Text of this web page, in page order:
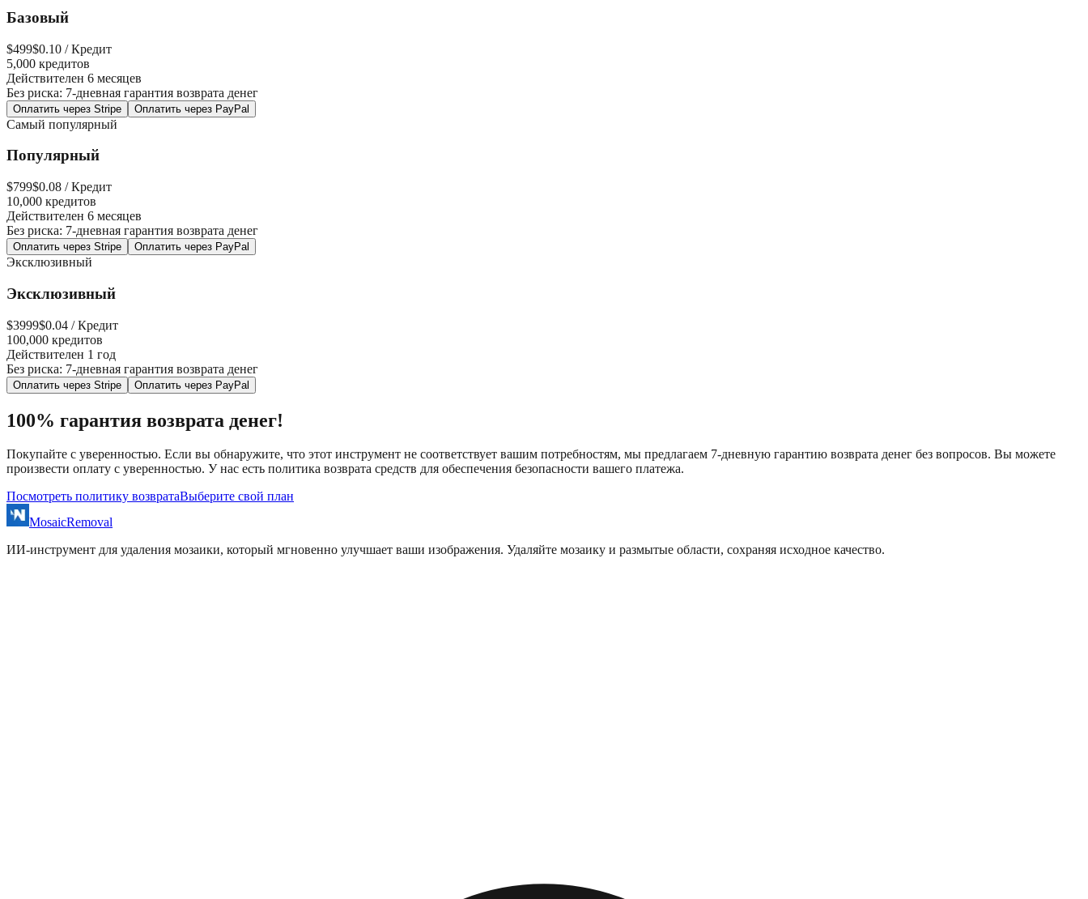
Базовый
$499$0.10 / Кредит
5,000 кредитов
Действителен 6 месяцев
Без риска: 7-дневная гарантия возврата денег
Оплатить через Stripe Оплатить через PayPal
Самый популярный
Популярный
$799$0.08 / Кредит
10,000 кредитов
Действителен 6 месяцев
Без риска: 7-дневная гарантия возврата денег
Оплатить через Stripe Оплатить через PayPal
Эксклюзивный
Эксклюзивный
$3999$0.04 / Кредит
100,000 кредитов
Действителен 1 год
Без риска: 7-дневная гарантия возврата денег
Оплатить через Stripe Оплатить через PayPal
100% гарантия возврата денег!
Покупайте с уверенностью. Если вы обнаружите, что этот инструмент не соответствует вашим потребностям, мы предлагаем 7-дневную гарантию возврата денег без вопросов. Вы можете
произвести оплату с уверенностью. У нас есть политика возврата средств для обеспечения безопасности вашего платежа.
Посмотреть политику возвратаВыберите свой план
MosaicRemoval
ИИ‑инструмент для удаления мозаики, который мгновенно улучшает ваши изображения. Удаляйте мозаику и размытые области, сохраняя исходное качество.